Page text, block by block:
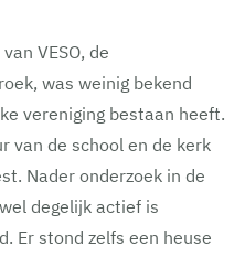
VESO, de
was weinig bekend
vereniging bestaan heeft.
van de school en de kerk
Nader onderzoek in de
degelijk actief is
Er stond zelfs een heuse